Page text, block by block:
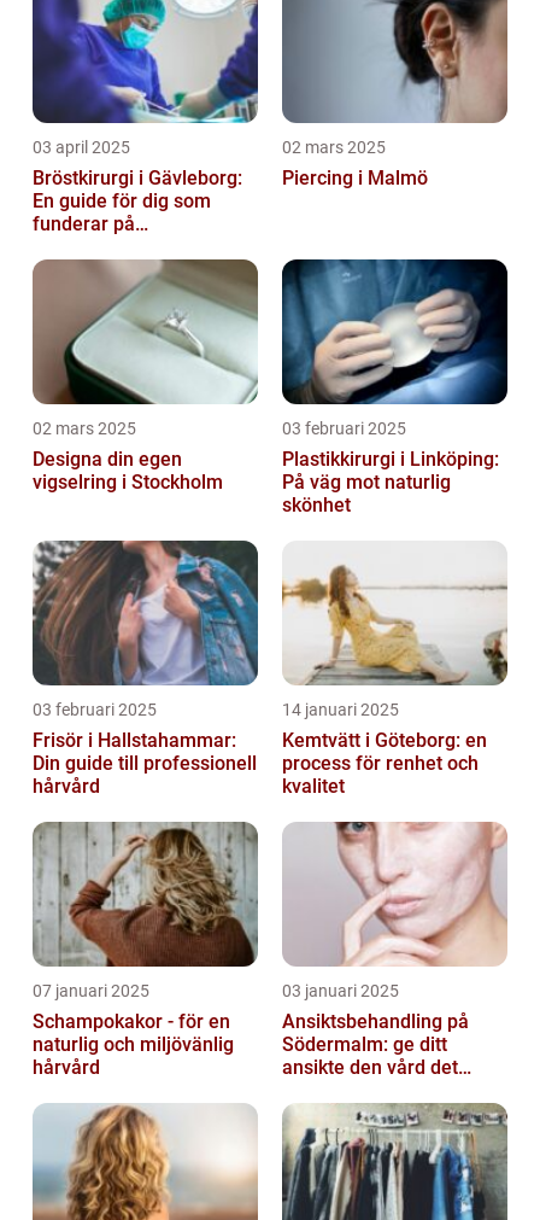
03 april 2025
Bröstkirurgi i Gävleborg:
En guide för dig som
funderar på
02 mars 2025
Piercing i Malmö
02 mars 2025
Designa din egen
vigselring i Stockholm
03 februari 2025
Plastikkirurgi i Linköping:
På väg mot naturlig
skönhet
03 februari 2025
Frisör i Hallstahammar:
Din guide till professionell
hårvård
14 januari 2025
Kemtvätt i Göteborg: en
process för renhet och
kvalitet
07 januari 2025
Schampokakor - för en
naturlig och miljövänlig
hårvård
03 januari 2025
Ansiktsbehandling på
Södermalm: ge ditt
ansikte den vård det